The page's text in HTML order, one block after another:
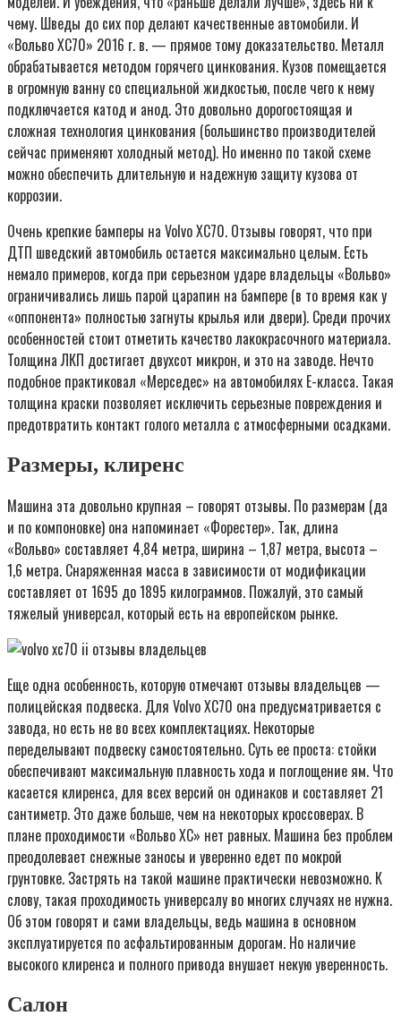
чему. Шведы до сих пор делают качественные автомобили. И
«Вольво ХС70» 2016 г. в. — прямое тому доказательство. Металл
обрабатывается методом горячего цинкования. Кузов помещается
в огромную ванну со специальной жидкостью, после чего к нему
подключается катод и анод. Это довольно дорогостоящая и
сложная технология цинкования (большинство производителей
сейчас применяют холодный метод). Но именно по такой схеме
можно обеспечить длительную и надежную защиту кузова от
коррозии.
Очень крепкие бамперы на Volvo XC70. Отзывы говорят, что при
ДТП шведский автомобиль остается максимально целым. Есть
немало примеров, когда при серьезном ударе владельцы «Вольво»
ограничивались лишь парой царапин на бампере (в то время как у
«оппонента» полностью загнуты крылья или двери). Среди прочих
особенностей стоит отметить качество лакокрасочного материала.
Толщина ЛКП достигает двухсот микрон, и это на заводе. Нечто
подобное практиковал «Мерседес» на автомобилях Е-класса. Такая
толщина краски позволяет исключить серьезные повреждения и
предотвратить контакт голого металла с атмосферными осадками.
Размеры, клиренс
Машина эта довольно крупная – говорят отзывы. По размерам (да
и по компоновке) она напоминает «Форестер». Так, длина
«Вольво» составляет 4,84 метра, ширина – 1,87 метра, высота –
1,6 метра. Снаряженная масса в зависимости от модификации
составляет от 1695 до 1895 килограммов. Пожалуй, это самый
тяжелый универсал, который есть на европейском рынке.
Еще одна особенность, которую отмечают отзывы владельцев —
полицейская подвеска. Для Volvo XC70 она предусматривается с
завода, но есть не во всех комплектациях. Некоторые
переделывают подвеску самостоятельно. Суть ее проста: стойки
обеспечивают максимальную плавность хода и поглощение ям. Что
касается клиренса, для всех версий он одинаков и составляет 21
сантиметр. Это даже больше, чем на некоторых кроссоверах. В
плане проходимости «Вольво ХС» нет равных. Машина без проблем
преодолевает снежные заносы и уверенно едет по мокрой
грунтовке. Застрять на такой машине практически невозможно. К
слову, такая проходимость универсалу во многих случаях не нужна.
Об этом говорят и сами владельцы, ведь машина в основном
эксплуатируется по асфальтированным дорогам. Но наличие
высокого клиренса и полного привода внушает некую уверенность.
Салон